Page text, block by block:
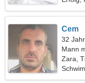
Cem
32
Mann
Zara,